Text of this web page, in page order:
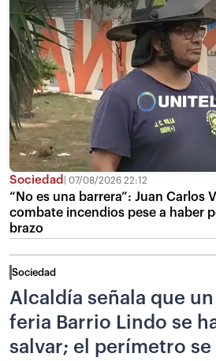
Sociedad 07/08/2026 22:12
“No es una barrera”: Juan Carlos
combate incendios pese a haber
brazo
Sociedad
Alcaldía señala que un
feria Barrio Lindo se
salvar; el perímetro